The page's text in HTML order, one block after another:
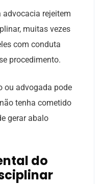
rejeitem
muitas vezes
com conduta
procedimento.
ou advogada pode
tenha cometido
gerar abalo
do